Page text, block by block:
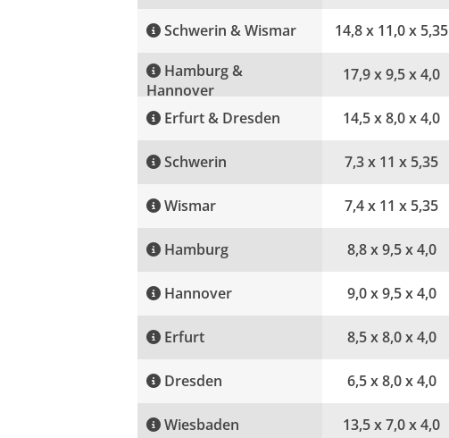
Schwerin & Wismar
Hamburg &
Hannover
Erfurt & Dresden
Schwerin
Wismar
Hamburg
Hannover
Erfurt
Dresden
Wiesbaden
14,8 x 11,0 x 5,35
17,9 x 9,5 x 4,0
14,5 x 8,0 x 4,0
7,3 x 11 x 5,35
7,4 x 11 x 5,35
8,8 x 9,5 x 4,0
9,0 x 9,5 x 4,0
8,5 x 8,0 x 4,0
6,5 x 8,0 x 4,0
13,5 x 7,0 x 4,0